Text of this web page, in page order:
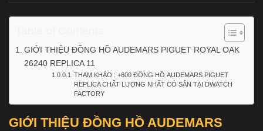
GIỚI THIỆU ĐỒNG HỒ AUDEMARS PIGUET ROYAL OAK
26240 REPLICA 11
THAM KHẢO : +600 ĐỒNG HỒ AUDEMARS PIGUET
REPLICA CHẤT LƯỢNG NHẤT CÓ SẴN TẠI DWATCH
FACTORY
GIỚI THIỆU ĐỒNG HỒ AUDEMARS